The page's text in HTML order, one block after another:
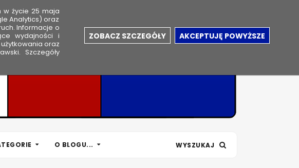
O BLOGU... WYSZUKAJ
w życie 25 maja
Analytics) oraz
Informacje o
wydajności i
oraz
Szczegóły
ZOBACZ SZCZEGÓŁY AKCEPTUJĘ POWYŻSZE